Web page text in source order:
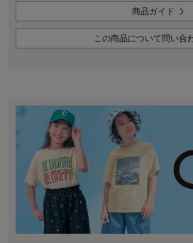
商品ガイド
この商品について問い合